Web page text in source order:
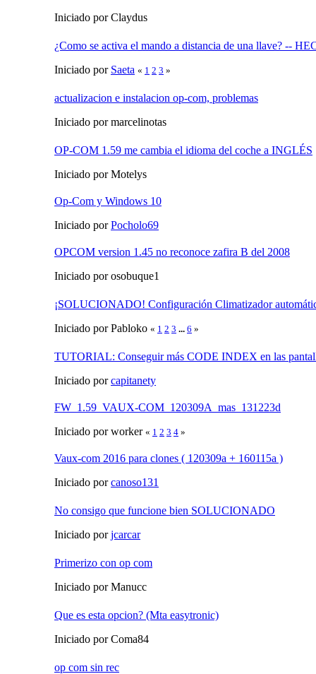
Iniciado por Claydus
¿Como se activa el mando a distancia de una llave? --
Iniciado por Saeta « 1 2 3 »
actualizacion e instalacion op-com, problemas
Iniciado por marcelinotas
OP-COM 1.59 me cambia el idioma del coche a INGLÉS
Iniciado por Motelys
Op-Com y Windows 10
Iniciado porPocholo69
OPCOM version 1.45 no reconoce zafira B del 2008
Iniciado por osobuque1
¡SOLUCIONADO! Configuración Climatizador
Iniciado por Pabloko « 1 2 3 ... 6 »
TUTORIAL: Conseguir más CODE INDEX en las
Iniciado porcapitanety
FW_1.59_VAUX-COM_120309A_mas_131223d
Iniciado por worker « 1 2 3 4 »
Vaux-com 2016 para clones ( 120309a + 160115a )
Iniciado porcanoso131
No consigo que funcione bien SOLUCIONADO
Iniciado porjcarcar
Primerizo con op com
Iniciado por Manucc
Que es esta opcion? (Mta easytronic)
Iniciado por Coma84
op com sin rec